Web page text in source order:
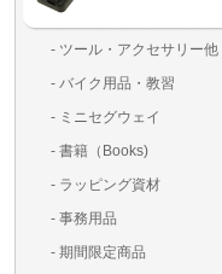
- ツール・アクセサリー他
- バイク用品・教習
- ミニセグウェイ
- 書籍（Books)
- ラッピング資材
- 事務用品
- 期間限定商品